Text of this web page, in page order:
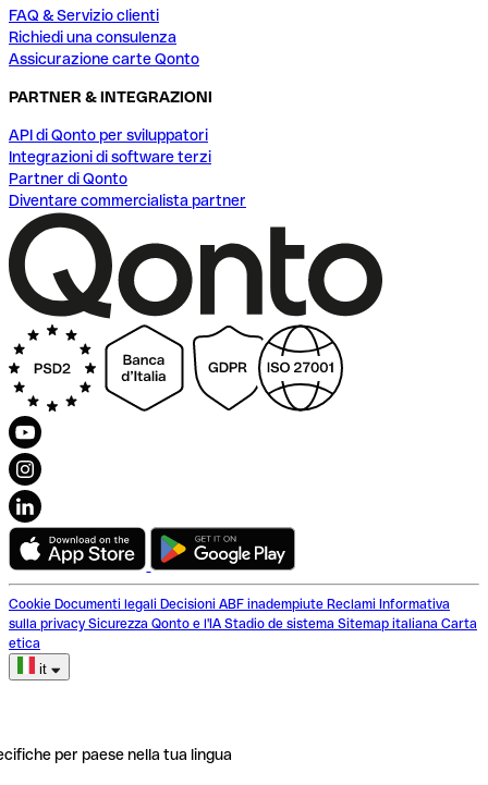
FAQ & Servizio clienti
Richiedi una consulenza
Assicurazione carte Qonto
PARTNER & INTEGRAZIONI
API di Qonto per sviluppatori
Integrazioni di software terzi
Partner di Qonto
Diventare commercialista partner
Cookie Documenti legali Decisioni ABF inadempiute Reclami Informativa
sulla privacy Sicurezza Qonto e l'IA Stadio de sistema Sitemap italiana Carta
etica
it
per paese nella tua lingua